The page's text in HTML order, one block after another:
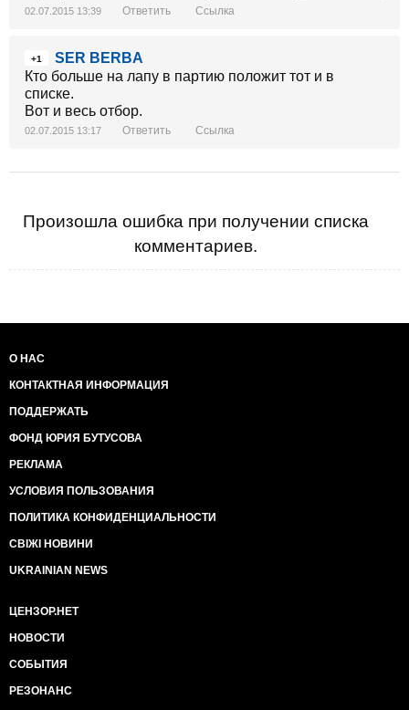
02.07.2015 13:39 Ответить Ссылка
+1
SER BERBA
Кто больше на лапу в партию положит тот и в
списке.
Вот и весь отбор.
02.07.2015 13:17 Ответить Ссылка
Произошла ошибка при получении списка
комментариев.
О НАС
КОНТАКТНАЯ ИНФОРМАЦИЯ
ПОДДЕРЖАТЬ
ФОНД ЮРИЯ БУТУСОВА
РЕКЛАМА
УСЛОВИЯ ПОЛЬЗОВАНИЯ
ПОЛИТИКА КОНФИДЕНЦИАЛЬНОСТИ
СВІЖІ НОВИНИ
UKRAINIAN NEWS
ЦЕНЗОР.НЕТ
НОВОСТИ
СОБЫТИЯ
РЕЗОНАНС